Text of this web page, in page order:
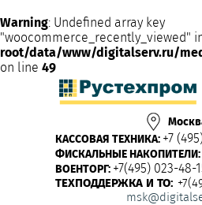
Warning: Undefined array key
"woocommerce_recently_viewed"
root/data/www/digitalserv.ru/
on line 49
КАССОВАЯ ТЕХНИКА: +7
ФИСКАЛЬНЫЕ НАКОПИТЕЛИ:
ВОЕНТОРГ: +7(495) 023-48-
ТЕХПОДДЕРЖКА И ТО: